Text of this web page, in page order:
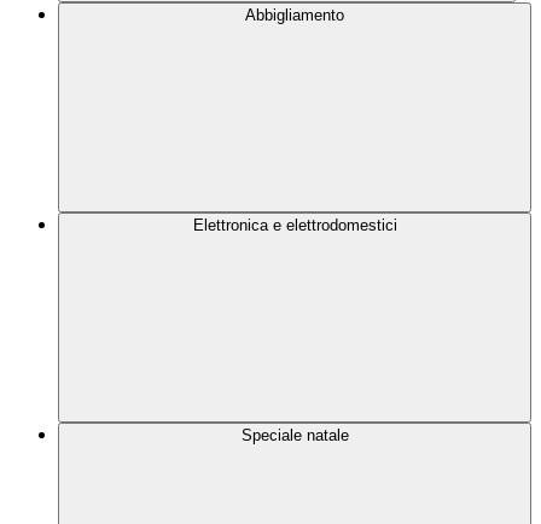
Abbigliamento
Elettronica e elettrodomestici
Speciale natale